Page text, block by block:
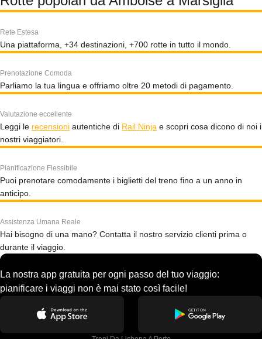
Rete Estesa
Una piattaforma, +34 destinazioni, +700 rotte in tutto il mondo.
Prenotazione Comoda
Parliamo la tua lingua e offriamo oltre 20 metodi di pagamento.
Valutazione eccellente
Leggi le recensioni autentiche di Rail Ninja e scopri cosa dicono di noi i
nostri viaggiatori.
Pianificazione Flessibile
Puoi prenotare comodamente i biglietti del treno fino a un anno in
anticipo.
Assistenza Umana Reale
Hai bisogno di una mano? Contatta il nostro servizio clienti prima o
durante il viaggio.
La nostra app gratuita per ogni passo del tuo viaggio:
pianificare i viaggi non è mai stato così facile!